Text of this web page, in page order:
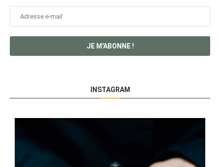
Adresse
e-
mail
JE M'ABONNE !
INSTAGRAM